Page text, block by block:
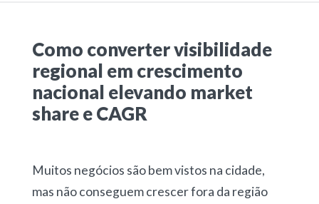
Como converter visibilidade
regional em crescimento
nacional elevando market
share e CAGR
Muitos negócios são bem vistos na cidade,
mas não conseguem crescer fora da região